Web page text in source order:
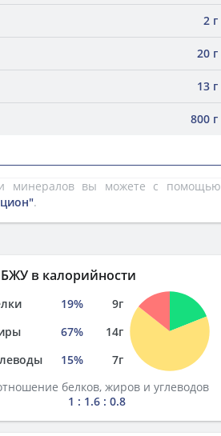
2 г
20 г
13 г
800 г
и минералов вы можете с помощью
.
в калорийности
19% 9г
67% 14г
15% 7г
белков, жиров и углеводов
1 : 1.6 : 0.8